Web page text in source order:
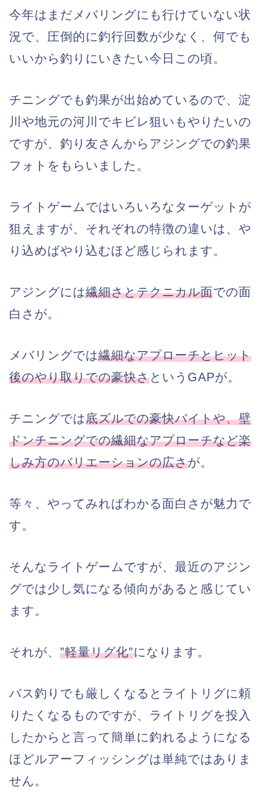
今年はまだメバリングにも行けていない状
況で、圧倒的に釣行回数が少なく、何でも
いいから釣りにいきたい今日この頃。
チニングでも釣果が出始めているので、淀
川や地元の河川でキビレ狙いもやりたいの
ですが、釣り友さんからアジングでの釣果
フォトをもらいました。
ライトゲームではいろいろなターゲットが
狙えますが、それぞれの特徴の違いは、や
り込めばやり込むほど感じられます。
アジングには繊細さとテクニカル面での面
白さが。
メバリングでは繊細なアプローチとヒット
後のやり取りでの豪快さというGAPが。
チニングでは底ズルでの豪快バイトや、壁
ドンチニングでの繊細なアプローチなど楽
しみ方のバリエーションの広さが。
等々、やってみればわかる面白さが魅力で
す。
そんなライトゲームですが、最近のアジン
グでは少し気になる傾向があると感じてい
ます。
それが、 ”軽量リグ化”になります。
バス釣りでも厳しくなるとライトリグに頼
りたくなるものですが、ライトリグを投入
したからと言って簡単に釣れるようになる
ほどルアーフィッシングは単純ではありま
せん。